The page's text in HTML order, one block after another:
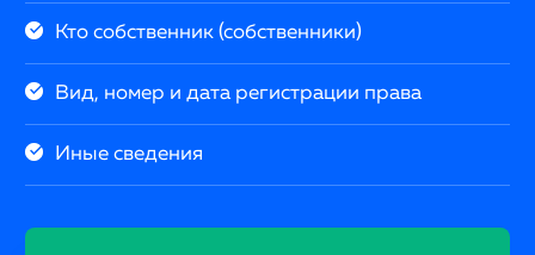
Кто собственник (собственники)
Вид, номер и дата регистрации права
Иные сведения